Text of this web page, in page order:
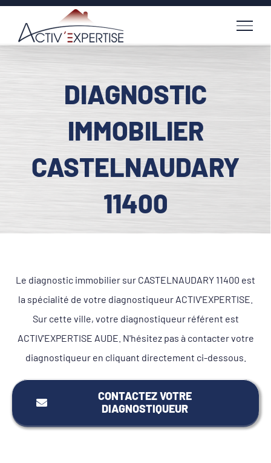
Passer
contenu
DIAGNOSTIC
IMMOBILIER
CASTELNAUDARY
11400
Le diagnostic immobilier sur CASTELNAUDARY 11400 est
la spécialité de votre diagnostiqueur ACTIV'EXPERTISE.
Sur cette ville, votre diagnostiqueur référent est
ACTIV'EXPERTISE AUDE. N'hésitez pas à contacter votre
diagnostiqueur en cliquant directement ci-dessous.
CONTACTEZ VOTRE
DIAGNOSTIQUEUR